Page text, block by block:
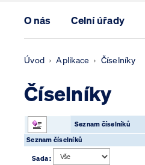
O nás Celní úřady
Úvod Aplikace Číselníky
Číselníky
Seznam číselníků
Seznam číselníků
Sada :